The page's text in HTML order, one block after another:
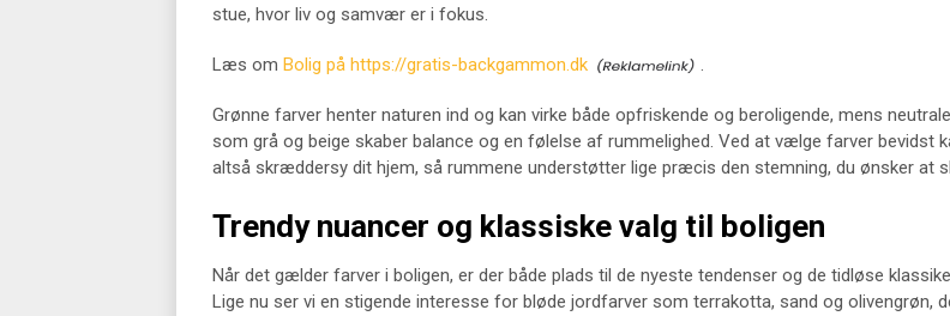
stue, hvor liv og samvær er i fokus.
Læs om Bolig på https://gratis-backgammon.dk .
Grønne farver henter naturen ind og kan virke både opfriskende og beroligende, mens
som grå og beige skaber balance og en følelse af rummelighed. Ved at vælge farver bevidst
altså skræddersy dit hjem, så rummene understøtter lige præcis den stemning, du ønsker at
Trendy nuancer og klassiske valg til boligen
Når det gælder farver i boligen, er der både plads til de nyeste tendenser og de tidløse
Lige nu ser vi en stigende interesse for bløde jordfarver som terrakotta, sand og olivengrøn,